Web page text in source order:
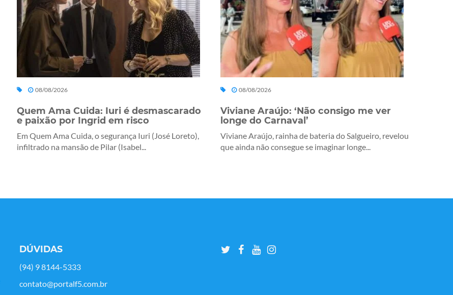
08/08/2026
Quem Ama Cuida: Iuri é desmascarado
e paixão por Ingrid em risco
Em Quem Ama Cuida, o segurança Iuri (José Loreto),
infiltrado na mansão de Pilar (Isabel...
08/08/2026
Viviane Araújo: ‘Não consigo me ver
longe do Carnaval’
Viviane Araújo, rainha de bateria do Salgueiro, revelou
que ainda não consegue se imaginar longe...
DÚVIDAS
(94) 9 8144-5333
contato@portalf5.com.br